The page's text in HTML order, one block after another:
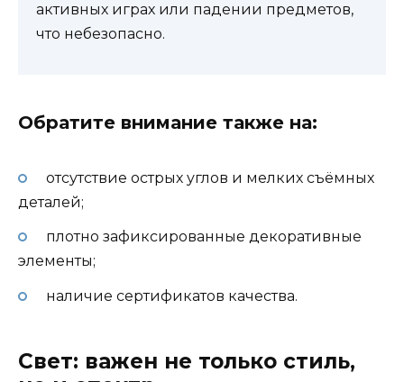
активных играх или падении предметов,
что небезопасно.
Обратите внимание также на:
отсутствие острых углов и мелких съёмных
деталей;
плотно зафиксированные декоративные
элементы;
наличие сертификатов качества.
Свет: важен не только стиль,